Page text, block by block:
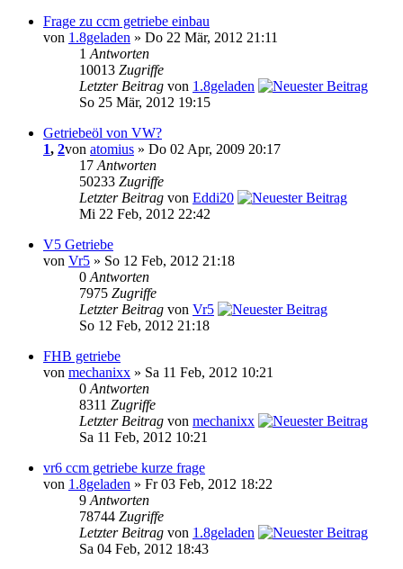
Frage zu ccm getriebe einbau
von 1.8geladen » Do 22 Mär, 2012 21:11
1 Antworten
10013 Zugriffe
Letzter Beitrag von 1.8geladen
So 25 Mär, 2012 19:15
Getriebeöl von VW?
1, 2von atomius » Do 02 Apr, 2009 20:17
17 Antworten
50233 Zugriffe
Letzter Beitrag von Eddi20
Mi 22 Feb, 2012 22:42
V5 Getriebe
von Vr5 » So 12 Feb, 2012 21:18
0 Antworten
7975 Zugriffe
Letzter Beitrag von Vr5
So 12 Feb, 2012 21:18
FHB getriebe
von mechanixx » Sa 11 Feb, 2012 10:21
0 Antworten
8311 Zugriffe
Letzter Beitrag von mechanixx
Sa 11 Feb, 2012 10:21
vr6 ccm getriebe kurze frage
von 1.8geladen » Fr 03 Feb, 2012 18:22
9 Antworten
78744 Zugriffe
Letzter Beitrag von 1.8geladen
Sa 04 Feb, 2012 18:43